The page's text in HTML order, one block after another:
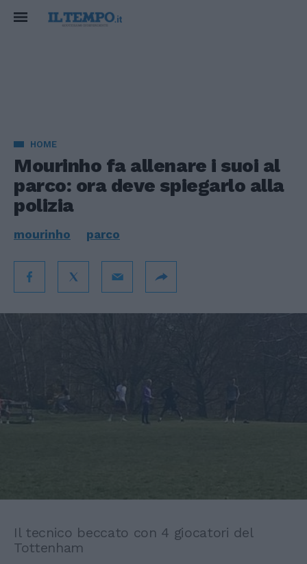
HOME
Mourinho fa allenare i suoi al
parco: ora deve spiegarlo alla
polizia
mourinho parco
Il tecnico beccato con 4 giocatori del
Tottenham